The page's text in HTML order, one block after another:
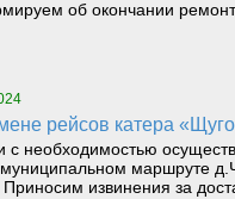
об окончании
рейсов катера
с необходимостью
маршруте
Приносим извинения за